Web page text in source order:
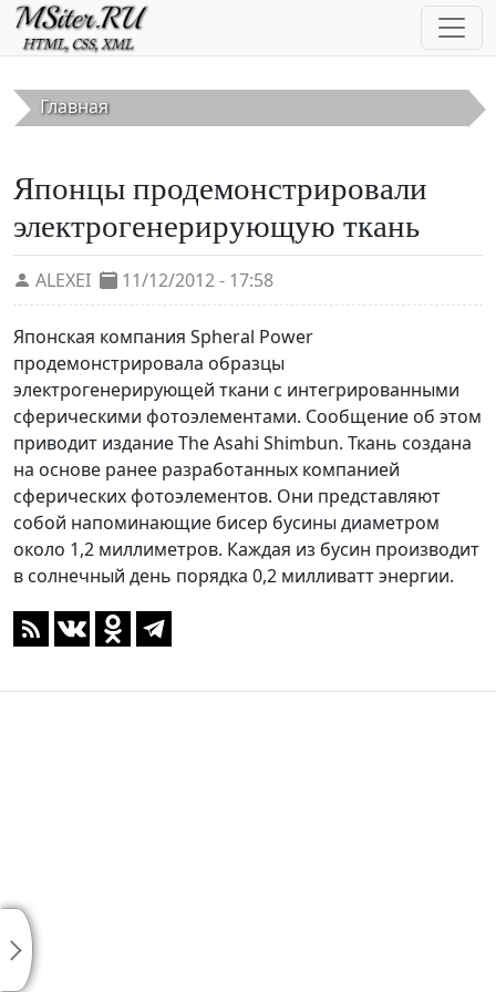
Перейти к основному содержанию
Главная
Японцы продемонстрировали
электрогенерирующую ткань
ALEXEI 11/12/2012 - 17:58
Японская компания Spheral Power
продемонстрировала образцы
электрогенерирующей ткани с интегрированными
сферическими фотоэлементами. Сообщение об этом
приводит издание The Asahi Shimbun. Ткань создана
на основе ранее разработанных компанией
сферических фотоэлементов. Они представляют
собой напоминающие бисер бусины диаметром
около 1,2 миллиметров. Каждая из бусин производит
в солнечный день порядка 0,2 милливатт энергии.